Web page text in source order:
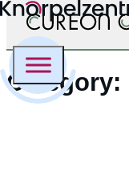
Category: